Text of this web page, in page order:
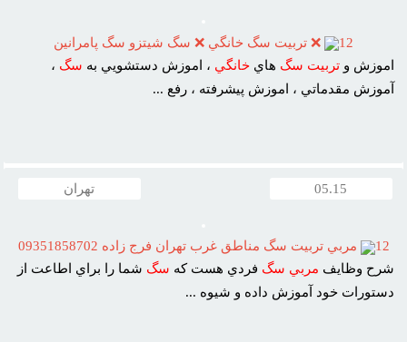
12
❌ تربيت سگ خانگي ❌ سگ شيتزو سگ پامرانين
اموزش وتربيت سگ هايخانگي ، اموزش دستشويي به سگ ،
آموزش مقدماتي ، اموزش پيشرفته ، رفع ...
05.15 تهران
12
مربي تربيت سگ مناطق غرب تهران فرج زاده 09351858702
شرح وظايف مربي سگ فردي هست که سگ شما را براي اطاعت از
دستورات خود آموزش داده و شيوه ...